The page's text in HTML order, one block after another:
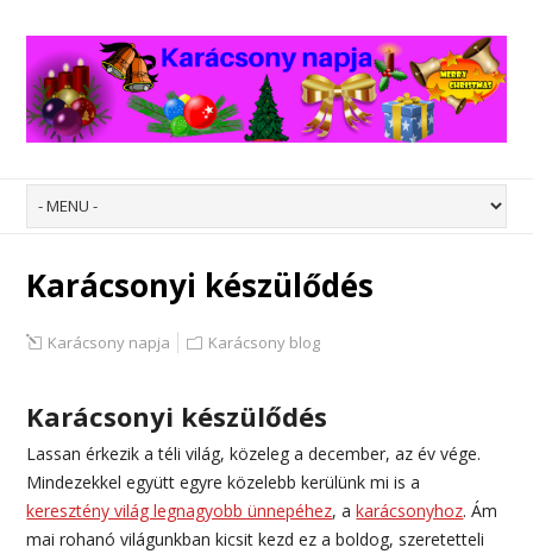
Karácsonyi készülődés
Karácsony napja Karácsony blog
Karácsonyi készülődés
Lassan érkezik a téli világ, közeleg a december, az év vége.
Mindezekkel együtt egyre közelebb kerülünk mi is a
keresztény világ legnagyobb ünnepéhez, akarácsonyhoz. Ám
mai rohanó világunkban kicsit kezd ez a boldog, szeretetteli